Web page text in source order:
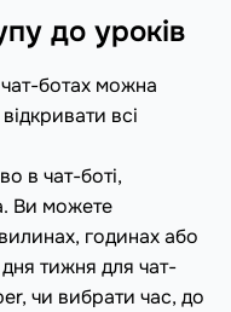
до уроків
чат-ботах можна
всі
в чат-боті,
Ви можете
годинах або
тижня для чат-
чи вибрати час, до